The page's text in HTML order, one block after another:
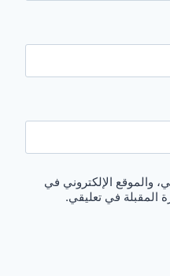
والموقع الإلكتروني في
المقبلة في تعليقي.